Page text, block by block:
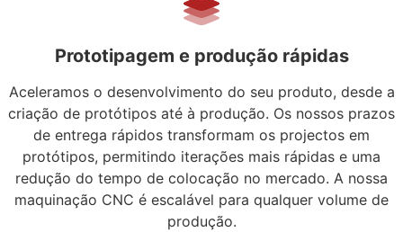
Prototipagem e produção rápidas
Aceleramos o desenvolvimento do seu produto, desde a
criação de protótipos até à produção. Os nossos prazos
de entrega rápidos transformam os projectos em
protótipos, permitindo iterações mais rápidas e uma
redução do tempo de colocação no mercado. A nossa
maquinação CNC é escalável para qualquer volume de
produção.